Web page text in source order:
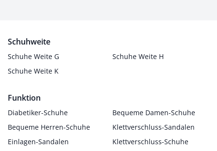
Schuhweite
Schuhe Weite G
Schuhe Weite H
Schuhe Weite K
Funktion
Diabetiker-Schuhe
Bequeme Damen-Schuhe
Bequeme Herren-Schuhe
Klettverschluss-Sandalen
Einlagen-Sandalen
Klettverschluss-Schuhe